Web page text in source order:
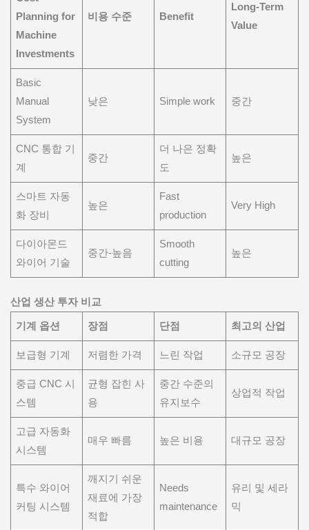
Planning for
Machine
Investments
비용 수준 Benefit
Long-Term
Value
Basic
Manual
System
낮은 Simple work 중간
CNC 통합 기
계
중간
더 나은 정확
도
높은
스마트 자동
화 장비
높은
Fast
production
Very High
다이아몬드
와이어 기술
중간-높음
Smooth
cutting
높은
산업 생산 투자 비교
기계 옵션 장점 단점 최고의 산업
보급형 기계 저렴한 가격 느린 작업 소규모 공장
중급 CNC 시
스템
균형 잡힌 사
용
중간 수준의
유지보수
상업적 작업
고급 자동화
시스템
매우 빠름 높은 비용 대규모 공장
특수 와이어
커팅 시스템
깨지기 쉬운
재료에 가장
적합
Needs
maintenance
유리 및 세라
믹